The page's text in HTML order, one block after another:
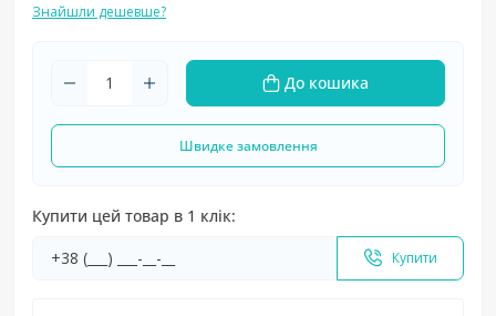
Знайшли дешевше?
До кошика
Швидке замовлення
Купити цей товар в 1 клік:
Купити